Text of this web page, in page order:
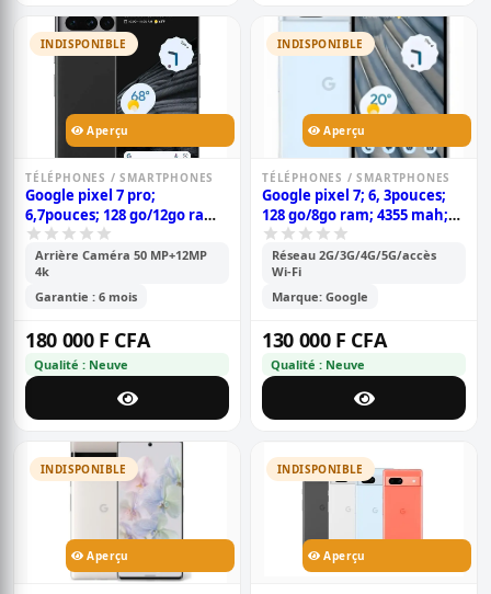
INDISPONIBLE
Aperçu
TÉLÉPHONES / SMARTPHONES
Google pixel 7 pro;
6,7pouces; 128 go/12go ram;
4500 mah; dual sim;
garantie 6 mois;
Arrière Caméra 50 MP+12MP
4k
Garantie : 6 mois
180 000 F CFA
Qualité : Neuve
INDISPONIBLE
Aperçu
TÉLÉPHONES / SMARTPHONES
Google pixel 7; 6, 3pouces;
128 go/8go ram; 4355 mah;
garantie 6 mois
Réseau 2G/3G/4G/5G/accès
Wi-Fi
Marque: Google
130 000 F CFA
Qualité : Neuve
INDISPONIBLE
Aperçu
INDISPONIBLE
Aperçu